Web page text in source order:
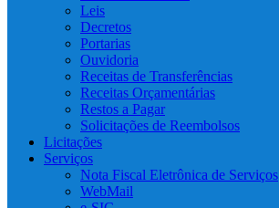
Leis
Decretos
Portarias
Ouvidoria
Receitas de Transferências
Receitas Orçamentárias
Restos a Pagar
Solicitações de Reembolsos
Licitações
Serviços
Nota Fiscal Eletrônica de Serviços
WebMail